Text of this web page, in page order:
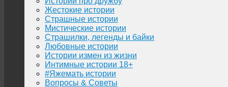
Жестокие истории
Страшные истории
Мистические истории
Страшилки, легенды и байки
Любовные истории
Истории измен из жизни
Интимные истории 18+
#Яжемать истории
Вопросы & Советы